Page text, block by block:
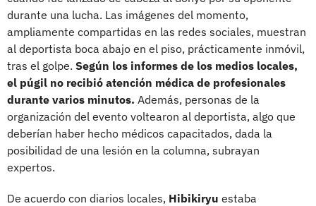
durante una lucha. Las imágenes del momento,
ampliamente compartidas en las redes sociales, muestran
al deportista boca abajo en el piso, prácticamente inmóvil,
tras el golpe. Según los informes de los medios locales,
el púgil no recibió atención médica de profesionales
durante varios minutos. Además, personas de la
organización del evento voltearon al deportista, algo que
deberían haber hecho médicos capacitados, dada la
posibilidad de una lesión en la columna, subrayan
expertos.
De acuerdo con diarios locales, Hibikiryu estaba